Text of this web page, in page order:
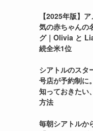
【2025年版】
気の赤ちゃんの
グ｜Olivia と
続全米1位
シアトルのスタ
号店が予約制に
知っておきたい
方法
毎朝シアトルか